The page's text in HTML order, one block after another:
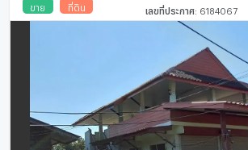
ขาย ที่ดิน เลขที่ประกาศ: 6184067